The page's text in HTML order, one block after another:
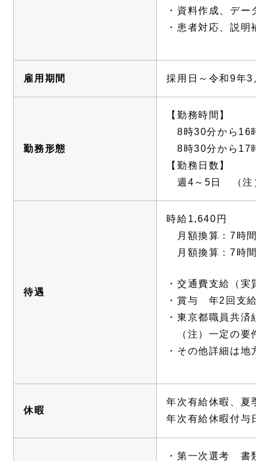
・資料作成、データ
・患者対応、説明補
雇用期間 採用日～令和9年3
勤務形態
【勤務時間】
8時30分から16時
8時30分から17時
【勤務日数】
週4～5日 （注）
待遇
時給1,640円
月額換算：7時間/
月額換算：7時間
・交通費支給（実
・賞与 年2回支給
・東京都職員共済組
（注）一定の要件
・その他詳細は地方
休暇
年次有給休暇、夏季
年次有給休暇付与日
・第一次選考 書類